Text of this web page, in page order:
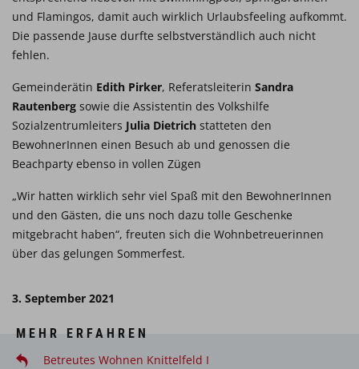
und Flamingos, damit auch wirklich Urlaubsfeeling aufkommt.
Die passende Jause durfte selbstverständlich auch nicht
fehlen.
Gemeinderätin Edith Pirker, Referatsleiterin Sandra
Rautenberg sowie die Assistentin des Volkshilfe
Sozialzentrumleiters Julia Dietrich statteten den
BewohnerInnen einen Besuch ab und genossen die
Beachparty ebenso in vollen Zügen
„Wir hatten wirklich sehr viel Spaß mit den BewohnerInnen
und den Gästen, die uns noch dazu tolle Geschenke
mitgebracht haben“, freuten sich die Wohnbetreuerinnen
über das gelungen Sommerfest.
3. September 2021
MEHR ERFAHREN
Betreutes Wohnen Knittelfeld I